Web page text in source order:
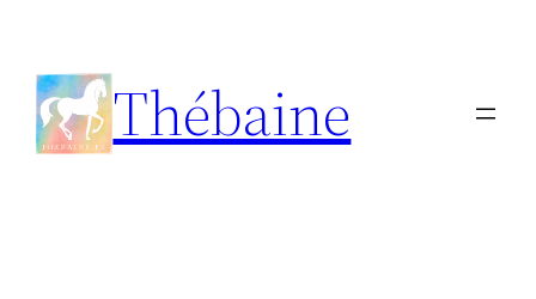
contenu
Thébaine